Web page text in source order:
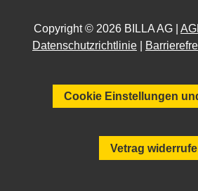
Copyright © 2026 BILLA AG |
Datenschutzrichtlinie
Cookie Einstellungen
Vetrag